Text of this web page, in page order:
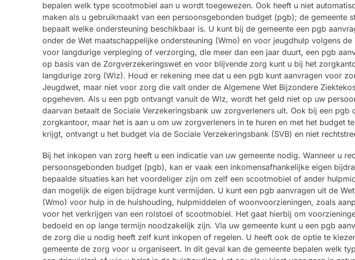
bepalen welk type scootmobiel aan u wordt toegewezen. Ook heeft u niet
maken als u gebruikmaakt van een persoonsgebonden budget (pgb); de gemeente
bepaalt welke ondersteuning beschikbaar is. U kunt bij de gemeente een pgb
onder de Wet maatschappelijke ondersteuning (Wmo) en voor jeugdhulp volgens
voor langdurige verpleging of verzorging, die meer dan een jaar duurt, een pgb
op basis van de Zorgverzekeringswet en voor blijvende zorg kunt u bij het
langdurige zorg (Wlz). Houd er rekening mee dat u een pgb kunt aanvragen voor
Jeugdwet, maar niet voor zorg die valt onder de Algemene Wet Bijzondere
opgeheven. Als u een pgb ontvangt vanuit de Wlz, wordt het geld niet op uw
daarvan betaalt de Sociale Verzekeringsbank uw zorgverleners uit. Ook bij een pgb
zorgkantoor, maar het is aan u om uw zorgverleners in te huren en met het budget
krijgt, ontvangt u het budget via de Sociale Verzekeringsbank (SVB) en niet
Bij het inkopen van zorg heeft u een indicatie van uw gemeente nodig. Wanneer u
persoonsgebonden budget (pgb), kan er vaak een inkomensafhankelijke eigen
bepaalde situaties kan het voordeliger zijn om zelf een scootmobiel of ander
dan mogelijk de eigen bijdrage kunt vermijden. U kunt een pgb aanvragen uit de
(Wmo) voor hulp in de huishouding, hulpmiddelen of woonvoorzieningen, zoals
voor het verkrijgen van een rolstoel of scootmobiel. Het gaat hierbij om
bedoeld en op lange termijn noodzakelijk zijn. Via uw gemeente kunt u een pgb
de zorg die u nodig heeft zelf kunt inkopen of regelen. U heeft ook de optie te
gemeente de zorg voor u organiseert. In dit geval kan de gemeente bepalen welk